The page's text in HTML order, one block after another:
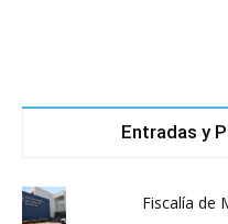
Entradas y
Fiscalía de